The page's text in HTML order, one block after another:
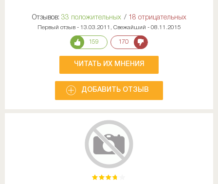
Отзывов: 33 положительных / 18 отрицательных
Первый отзыв - 13.03.2011, Свежайший - 08.11.2015
159 170
ЧИТАТЬ ИХ МНЕНИЯ
ДОБАВИТЬ ОТЗЫВ